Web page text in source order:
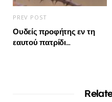
PREV POST
Ουδείς προφήτης εν τη
εαυτού πατρίδι…